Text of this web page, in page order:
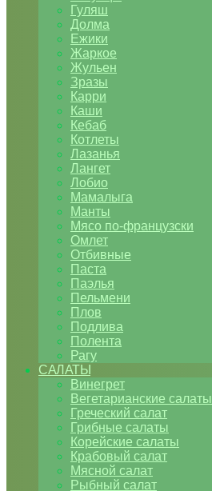
Гуляш
Долма
Ежики
Жаркое
Жульен
Зразы
Карри
Каши
Кебаб
Котлеты
Лазанья
Лангет
Лобио
Мамалыга
Манты
Мясо по-французски
Омлет
Отбивные
Паста
Паэлья
Пельмени
Плов
Подлива
Полента
Рагу
САЛАТЫ
Винегрет
Вегетарианские салаты
Греческий салат
Грибные салаты
Корейские салаты
Крабовый салат
Мясной салат
Рыбный салат